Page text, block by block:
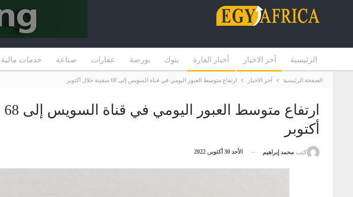
الرئيسية آخر الاخبار أخبار القارة بنوك بورصة عقارات صناعة خدمات مالية
الصفحة الرئيسية آخر الاخبار ارتفاع متوسط العبور اليومي في قناة السويس إلى 68 سفينة خلال أكتوبر
أكتوبر
كتب محمد إبراهيم الأحد 30 أكتوبر, 2022